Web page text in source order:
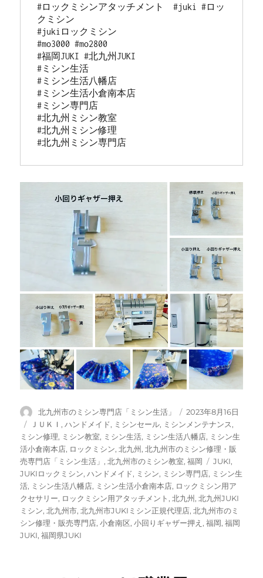
#ロックミシンアタッチメント　#juki #ロッ
クミシン
#jukiロックミシン
#mo3000 #mo2800
#福岡JUKI #北九州JUKI
#ミシン生活
#ミシン生活八幡店
#ミシン生活小倉南本店
#ミシン専門店
#北九州ミシン教室
#北九州ミシン修理
#北九州ミシン専門店
投
稿
者
北九州市のミシン専門店「ミシン生活」
投
稿
日:
2023年8月16日
カ
テ
ゴ
リ
ー
ＪＵＫＩ,ハンドメイド, ミシンセール, ミシンメンテナンス,
ミシン修理, ミシン教室, ミシン生活, ミシン生活八幡店, ミシン生
活小倉南本店, ロックミシン,北九州,北九州市のミシン修理・販
売専門店「ミシン生活」,北九州市のミシン教室,福岡
タ
グ
JUKI,
JUKIロックミシン,ハンドメイド, ミシン, ミシン専門店, ミシン生
活, ミシン生活八幡店, ミシン生活小倉南本店, ロックミシン用ア
クセサリー, ロックミシン用アタッチメント,北九州,北九州JUKI
ミシン,北九州市,北九州市JUKIミシン正規代理店,北九州市のミ
シン修理・販売専門店,小倉南区,小回りギャザー押え,福岡,福岡
JUKI,福岡県JUKI